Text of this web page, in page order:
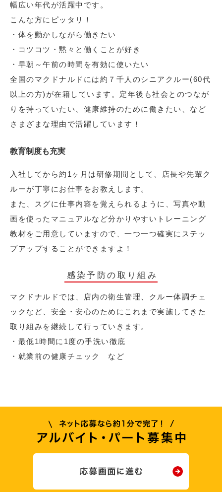
幅広い年代が活躍中です。
こんな方にピッタリ！
・体を動かしながら働きたい
・コツコツ・黙々と働くことが好き
・早朝～午前の時間を有効に使いたい
全国のマクドナルドには約７千人のシニアクルー(60代
以上の方)が在籍しています。定年後も社会とのつなが
りを持っていたい、健康維持のために働きたい、など
さまざまな理由で活躍しています！
教育制度も充実
入社してから約1ヶ月は研修期間として、店長や先輩ク
ルーが丁寧にお仕事をお教えします。
また、スグに仕事内容を覚えられるように、写真や動
画を使ったマニュアルなど分かりやすいトレーニング
教材をご用意していますので、一つ一つ確実にステッ
プアップすることができますよ！
感染予防の取り組み
マクドナルドでは、店内の衛生管理、クルー体調チェ
ックなど、安全・安心のためにこれまで実施してきた
取り組みを継続して行っていきます。
・最低1時間に1度の手洗い徹底
・就業前の健康チェック など